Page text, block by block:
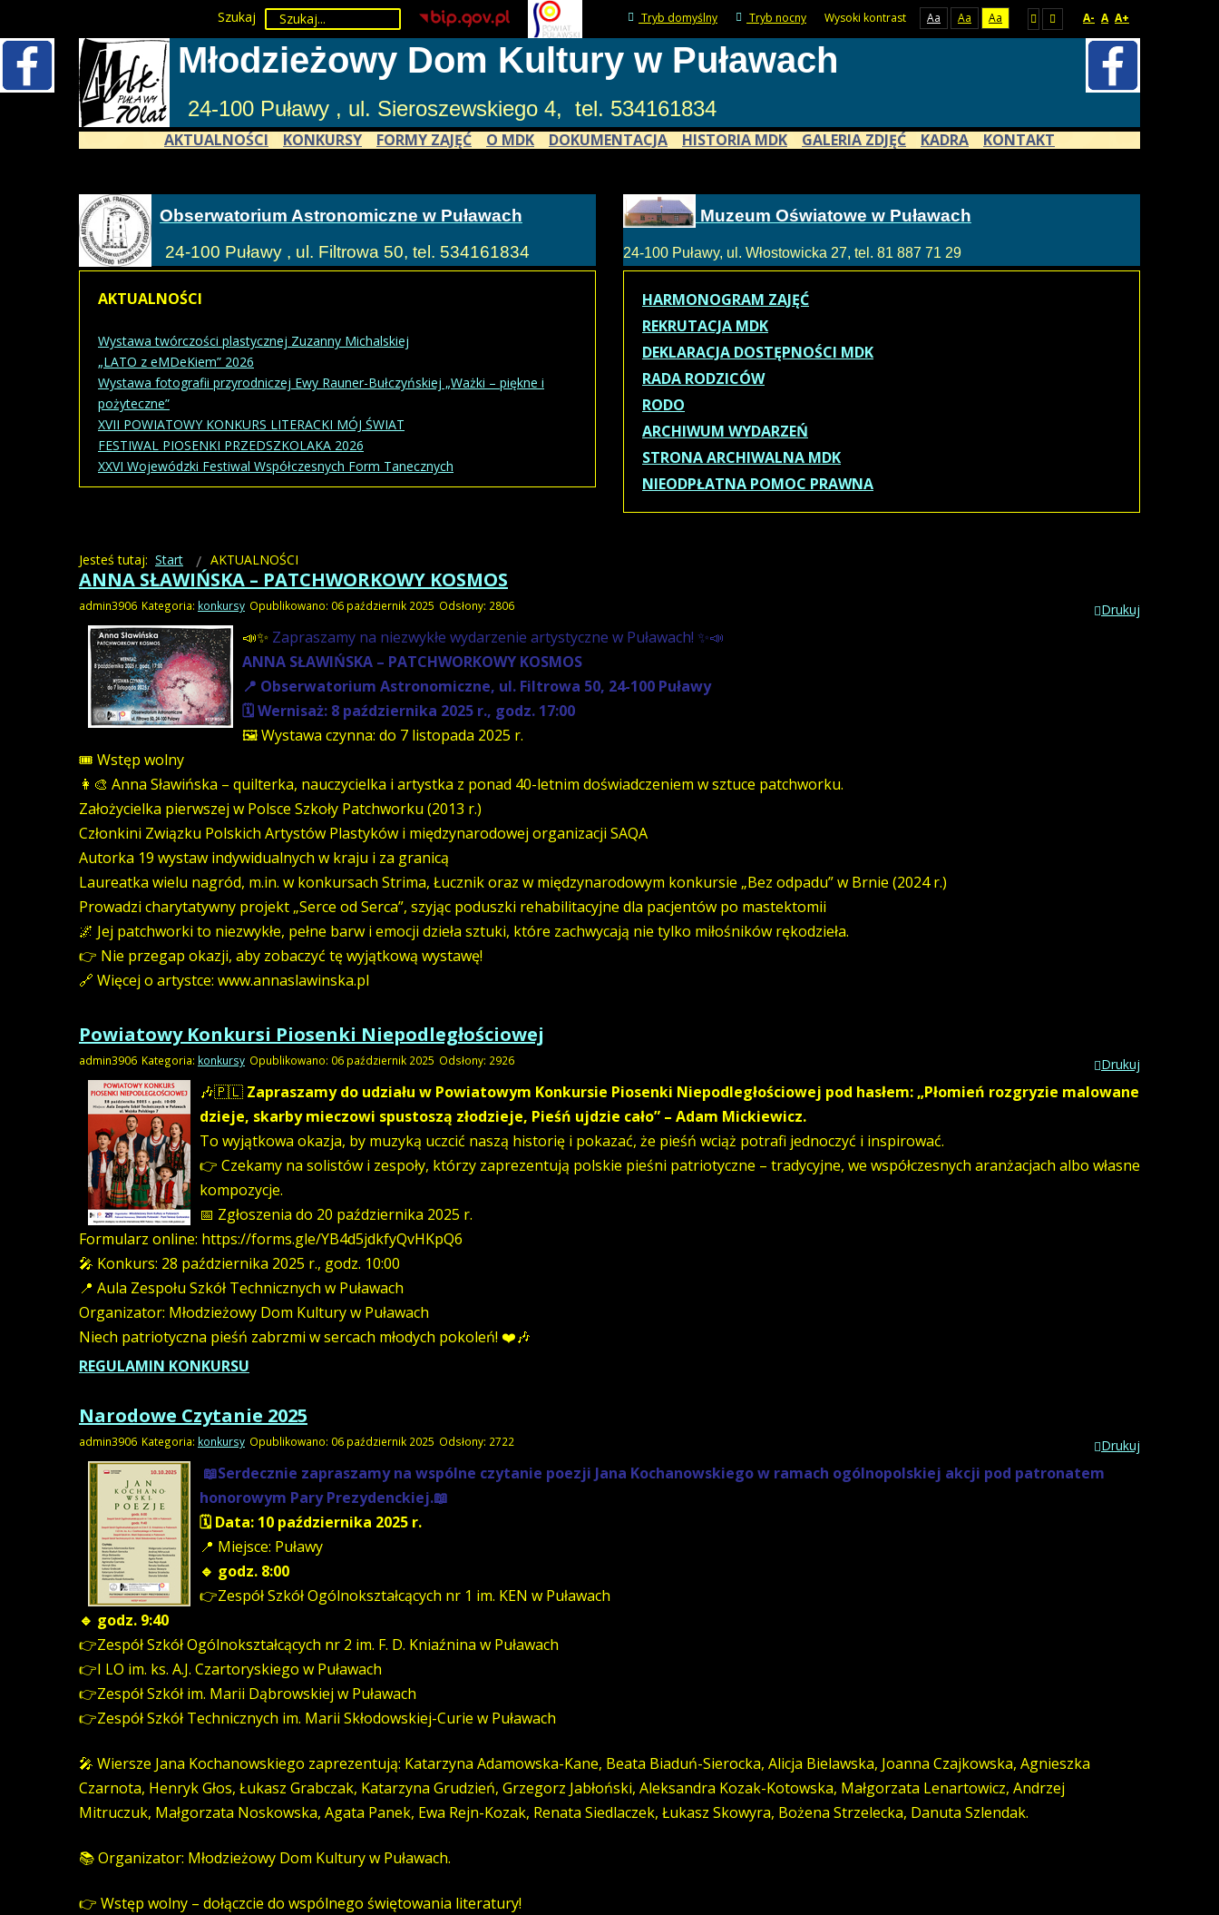
Tryb domyślny Tryb nocny Wysoki kontrast Aa Aa Aa A- A A+
Szukaj
Młodzieżowy Dom Kultury w Puławach
24-100 Puławy , ul. Sieroszewskiego 4, tel. 534161834
AKTUALNOŚCI KONKURSY FORMY ZAJĘĆ O MDK DOKUMENTACJA HISTORIA MDK GALERIA ZDJĘĆ KADRA KONTAKT
Obserwatorium Astronomiczne w Puławach
24-100 Puławy , ul. Filtrowa 50, tel. 534161834
AKTUALNOŚCI
Wystawa twórczości plastycznej Zuzanny Michalskiej
„LATO z eMDeKiem” 2026
Wystawa fotografii przyrodniczej Ewy Rauner-Bułczyńskiej „Ważki – piękne i
pożyteczne”
XVII POWIATOWY KONKURS LITERACKI MÓJ ŚWIAT
FESTIWAL PIOSENKI PRZEDSZKOLAKA 2026
XXVI Wojewódzki Festiwal Współczesnych Form Tanecznych
Muzeum Oświatowe w Puławach
24-100 Puławy, ul. Włostowicka 27, tel. 81 887 71 29
HARMONOGRAM ZAJĘĆ
REKRUTACJA MDK
DEKLARACJA DOSTĘPNOŚCI MDK
RADA RODZICÓW
RODO
ARCHIWUM WYDARZEŃ
STRONA ARCHIWALNA MDK
NIEODPŁATNA POMOC PRAWNA
Jesteś tutaj: Start AKTUALNOŚCI
ANNA SŁAWIŃSKA – PATCHWORKOWY KOSMOS
Drukuj
admin3906 Kategoria: konkursy Opublikowano: 06 październik 2025 Odsłony: 2806
📣✨ Zapraszamy na niezwykłe wydarzenie artystyczne w Puławach! ✨📣
ANNA SŁAWIŃSKA – PATCHWORKOWY KOSMOS
📍 Obserwatorium Astronomiczne, ul. Filtrowa 50, 24-100 Puławy
🗓 Wernisaż: 8 października 2025 r., godz. 17:00
🖼 Wystawa czynna: do 7 listopada 2025 r.
🎟 Wstęp wolny
👩‍🎨 Anna Sławińska – quilterka, nauczycielka i artystka z ponad 40-letnim doświadczeniem w sztuce patchworku.
Założycielka pierwszej w Polsce Szkoły Patchworku (2013 r.)
Członkini Związku Polskich Artystów Plastyków i międzynarodowej organizacji SAQA
Autorka 19 wystaw indywidualnych w kraju i za granicą
Laureatka wielu nagród, m.in. w konkursach Strima, Łucznik oraz w międzynarodowym konkursie „Bez odpadu” w Brnie (2024 r.)
Prowadzi charytatywny projekt „Serce od Serca”, szyjąc poduszki rehabilitacyjne dla pacjentów po mastektomii
🌌 Jej patchworki to niezwykłe, pełne barw i emocji dzieła sztuki, które zachwycają nie tylko miłośników rękodzieła.
👉 Nie przegap okazji, aby zobaczyć tę wyjątkową wystawę!
🔗 Więcej o artystce: www.annaslawinska.pl
Powiatowy Konkursi Piosenki Niepodległościowej
Drukuj
admin3906 Kategoria: konkursy Opublikowano: 06 październik 2025 Odsłony: 2926
🎶🇵🇱 Zapraszamy do udziału w Powiatowym Konkursie Piosenki Niepodległościowej pod hasłem:„Płomień rozgryzie malowane
dzieje, skarby mieczowi spustoszą złodzieje, Pieśń ujdzie cało” – Adam Mickiewicz.
To wyjątkowa okazja, by muzyką uczcić naszą historię i pokazać, że pieśń wciąż potrafi jednoczyć i inspirować.
👉 Czekamy na solistów i zespoły, którzy zaprezentują polskie pieśni patriotyczne – tradycyjne, we współczesnych aranżacjach albo własne
kompozycje.
📅 Zgłoszenia do 20 października 2025 r.
Formularz online: https://forms.gle/YB4d5jdkfyQvHKpQ6
🎤 Konkurs: 28 października 2025 r., godz. 10:00
📍 Aula Zespołu Szkół Technicznych w Puławach
Organizator: Młodzieżowy Dom Kultury w Puławach
Niech patriotyczna pieśń zabrzmi w sercach młodych pokoleń! ❤️🎶
REGULAMIN KONKURSU
Narodowe Czytanie 2025
Drukuj
admin3906 Kategoria: konkursy Opublikowano: 06 październik 2025 Odsłony: 2722
📖Serdecznie zapraszamy na wspólne czytanie poezji Jana Kochanowskiego w ramach ogólnopolskiej akcji pod patronatem
honorowym Pary Prezydenckiej.📖
🗓 Data: 10 października 2025 r.
📍 Miejsce: Puławy
🔹 godz. 8:00
👉Zespół Szkół Ogólnokształcących nr 1 im. KEN w Puławach
🔹 godz. 9:40
👉Zespół Szkół Ogólnokształcących nr 2 im. F. D. Kniaźnina w Puławach
👉I LO im. ks. A.J. Czartoryskiego w Puławach
👉Zespół Szkół im. Marii Dąbrowskiej w Puławach
👉Zespół Szkół Technicznych im. Marii Skłodowskiej-Curie w Puławach
🎤 Wiersze Jana Kochanowskiego zaprezentują: Katarzyna Adamowska-Kane, Beata Biaduń-Sierocka, Alicja Bielawska, Joanna Czajkowska, Agnieszka
Czarnota, Henryk Głos, Łukasz Grabczak, Katarzyna Grudzień, Grzegorz Jabłoński, Aleksandra Kozak-Kotowska, Małgorzata Lenartowicz, Andrzej
Mitruczuk, Małgorzata Noskowska, Agata Panek, Ewa Rejn-Kozak, Renata Siedlaczek, Łukasz Skowyra, Bożena Strzelecka, Danuta Szlendak.
📚 Organizator: Młodzieżowy Dom Kultury w Puławach.
👉 Wstęp wolny – dołączcie do wspólnego świętowania literatury!